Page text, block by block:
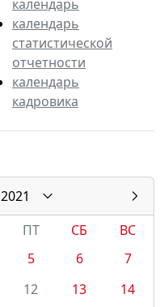
календарь
календарь
статистической
отчетности
календарь
кадровика
2021
ПТ СБ
ВС
5 6
7
12 13
14